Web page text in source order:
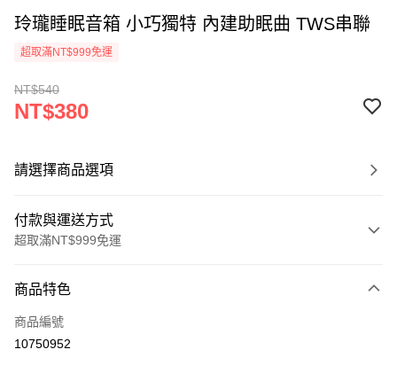
玲瓏睡眠音箱 小巧獨特 內建助眠曲 TWS串聯
超取滿NT$999免運
NT$540
NT$380
請選擇商品選項
付款與運送方式
超取滿NT$999免運
信用卡一次付款
LINE Pay
商品特色
商品編號
10750952